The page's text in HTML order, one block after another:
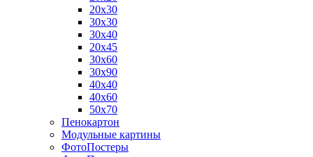
20х30
30х30
30х40
20х45
30х60
30х90
40х40
40х60
50х70
Пенокартон
Модульные картины
ФотоПостеры